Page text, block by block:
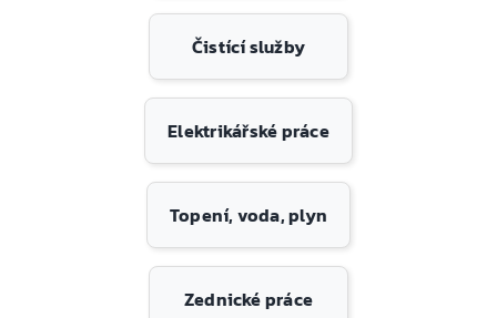
Čistící služby
Elektrikářské práce
Topení, voda, plyn
Zednické práce